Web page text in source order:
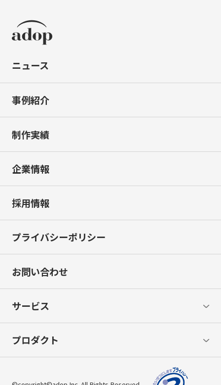
ニュース
事例紹介
制作実績
企業情報
採用情報
プライバシーポリシー
お問い合わせ
サービス
プロダクト